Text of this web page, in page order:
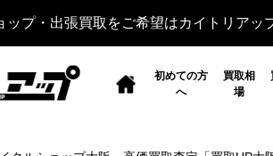
ップ・出張買取をご希望はカイトリアッ
初めての方
へ
買取相
場